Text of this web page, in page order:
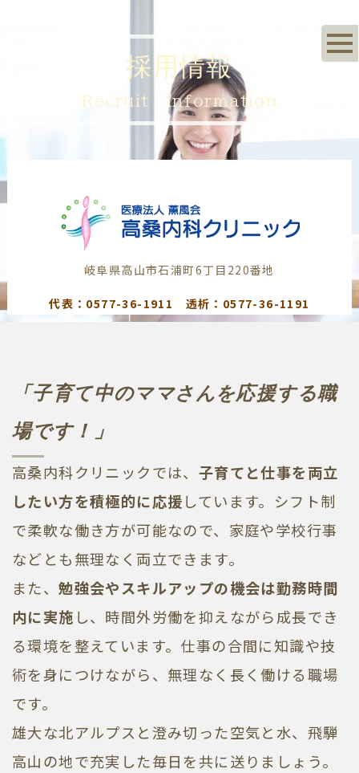
採用情報
Recruit information
岐阜県高山市石浦町6丁目220番地
代表：0577-36-1911 透析：0577-36-1191
「子育て中のママさんを応援する職
場です！」
高桑内科クリニックでは、 子育てと仕事を両立
したい方を積極的に応援しています。シフト制
で柔軟な働き方が可能なので、家庭や学校行事
などとも無理なく両立できます。
また、勉強会やスキルアップの機会は勤務時間
内に実施 し、時間外労働を抑えながら成長でき
る環境を整えています。仕事の合間に知識や技
術を身につけながら、無理なく長く働ける職場
です。
雄大な北アルプスと澄み切った空気と水、飛騨
高山の地で充実した毎日を共に送りましょう。